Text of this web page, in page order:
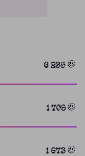
6 235
1 709
1 673